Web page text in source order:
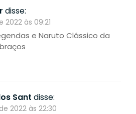
disse:
às 09:21
e Naruto Clássico da
Sant disse:
2022 às 22:30